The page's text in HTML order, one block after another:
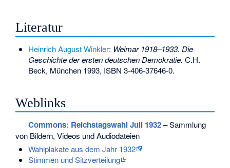
Literatur
Heinrich August Winkler: Weimar 1918–1933. Die
Geschichte der ersten deutschen Demokratie. C.H.
Beck, München 1993, ISBN 3-406-37646-0.
Weblinks
Commons: Reichstagswahl Juli 1932– Sammlung
von Bildern, Videos und Audiodateien
Wahlplakate aus dem Jahr 1932
Stimmen und Sitzverteilung